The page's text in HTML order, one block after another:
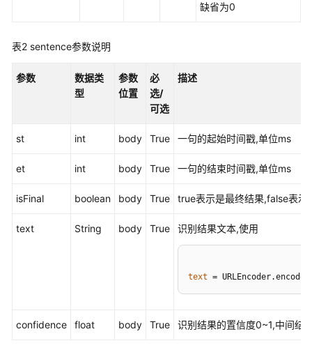
能
缺省为0
表2 sentence参数说明
参数
数据类
型
参数
位置
必
选/
可选
描述
st int body True 一句的起始时间戳,单位ms
et int body True 一句的结束时间戳,单位ms
isFinal boolean body True true表示是最终结果,false表示
text String body True 识别结果文本,使用
text =
confidence float body True 识别结果的置信度0~1,中间结